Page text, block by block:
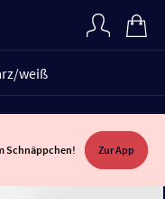
weiß
Schnäppchen! Zur App